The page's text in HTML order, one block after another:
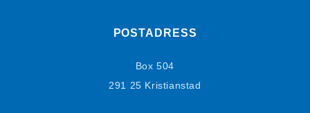
POSTADRESS
Box 504
291 25 Kristianstad